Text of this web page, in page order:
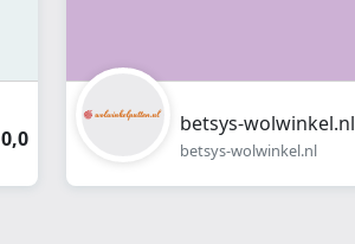
betsys-wolwinkel.nl
betsys-wolwinkel.nl